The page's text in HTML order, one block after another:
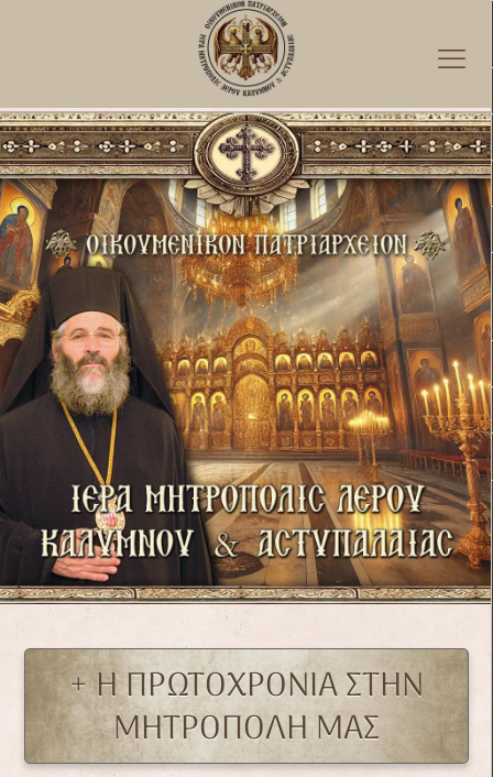
+ Η ΠΡΩΤΟΧΡΟΝΙΑ ΣΤΗΝ
ΜΗΤΡΟΠΟΛΗ ΜΑΣ